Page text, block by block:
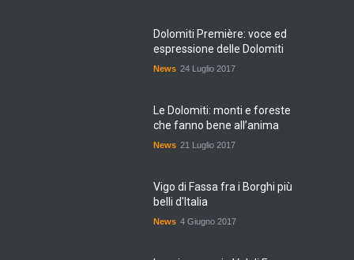
Dolomiti Première: voce ed
espressione delle Dolomiti
News 24 Luglio 2017
Le Dolomiti: monti e foreste
che fanno bene all’anima
News 21 Luglio 2017
Vigo di Fassa fra i Borghi più
belli d'Italia
News 4 Giugno 2017